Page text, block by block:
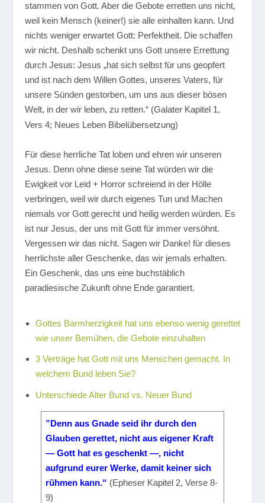
stammen von Gott. Aber die Gebote erretten uns nicht,
weil kein Mensch (keiner!) sie alle einhalten kann. Und
nichts weniger erwartet Gott: Perfektheit. Die schaffen
wir nicht. Deshalb schenkt uns Gott unsere Errettung
durch Jesus:Jesus „hat sich selbst für uns geopfert
und ist nach dem Willen Gottes, unseres Vaters, für
unsere Sünden gestorben, um uns aus dieser bösen
Welt, in der wir leben, zu retten.“ (Galater Kapitel 1,
Vers 4; Neues Leben Bibelübersetzung)
Für diese herrliche Tat loben und ehren wir unseren
Jesus. Denn ohne diese seine Tat würden wir die
Ewigkeit vor Leid + Horror schreiend in der Hölle
verbringen, weil wir durch eigenes Tun und Machen
niemals vor Gott gerecht und heilig werden würden. Es
ist nur Jesus, der uns mit Gott für immer versöhnt.
Vergessen wir das nicht. Sagen wir Danke! für dieses
herrlichste aller Geschenke, das wir jemals erhalten.
Ein Geschenk, das uns eine buchstäblich
paradiesische Zukunft ohne Ende garantiert.
Gottes Barmherzigkeit hat uns ebenso wenig gerettet
wie unser Bemühen, die Gebote einzuhalten
3 Verträge hat Gott mit uns Menschen gemacht. In
welchem Bund leben Sie?
Unterschiede Alter Bund vs. Neuer Bund
”Denn aus Gnade seid ihr durch den
Glauben gerettet, nicht aus eigener Kraft
— Gott hat es geschenkt —, nicht
aufgrund eurer Werke, damit keiner sich
rühmen kann.“ (Epheser Kapitel 2, Verse 8-
9)